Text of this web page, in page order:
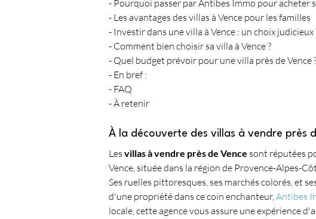
- Pourquoi passer par Antibes Immo pour acheter
- Les avantages des villas à Vence pour les familles
- Investir dans une villa à Vence : un choix judicieux
- Comment bien choisir sa villa à Vence ?
- Quel budget prévoir pour une villa près de Vence
- En bref :
- FAQ
- À retenir
À la découverte des villas à vendre près
Les villas à vendre près de Vence sont réputées
Vence, située dans la région de Provence-Alpes-
Ses ruelles pittoresques, ses marchés colorés, et
d'une propriété dans ce coin enchanteur, Antibes
locale, cette agence vous assure une expérience